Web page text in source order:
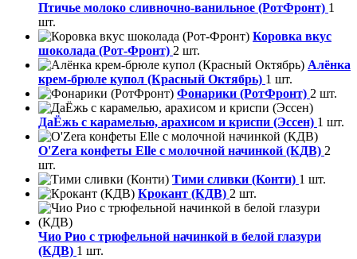
Птичье молоко сливночно-ванильное (РотФронт) 1
шт.
Коровка вкус
шоколада (Рот-Фронт) 2 шт.
Алёнка
крем-брюле купол (Красный Октябрь) 1 шт.
Фонарики (РотФронт) 2 шт.
ДаЁжь с карамелью, арахисом и криспи (Эссен) 1 шт.
O'Zera конфеты Elle с молочной начинкой (КДВ) 2
шт.
Тими сливки (Конти) 1 шт.
Крокант (КДВ) 2 шт.
Чио Рио с трюфельной начинкой в белой глазури
(КДВ) 1 шт.